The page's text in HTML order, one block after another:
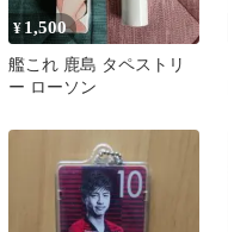
¥ 1,500
艦これ 鹿島 タペストリ
ー ローソン